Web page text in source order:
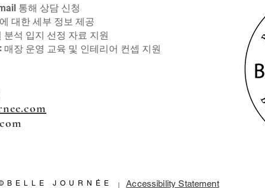
통해 상담 신청
대한 세부 정보 제공
분석 입지 선정 자료 지원
: 매장 운영 교육 및 인테리어 컨셉 지원
JOURNÉE Accessibility Statement